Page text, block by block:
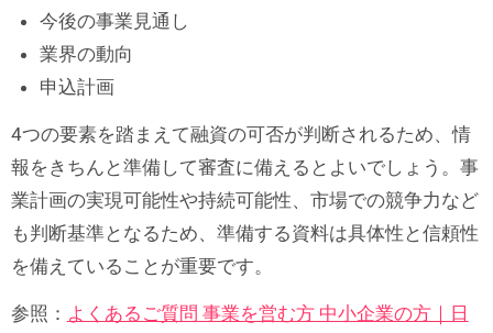
今後の事業見通し
業界の動向
申込計画
4つの要素を踏まえて融資の可否が判断されるため、情
報をきちんと準備して審査に備えるとよいでしょう。事
業計画の実現可能性や持続可能性、市場での競争力など
も判断基準となるため、準備する資料は具体性と信頼性
を備えていることが重要です。
参照： よくあるご質問 事業を営む方 中小企業の方｜日